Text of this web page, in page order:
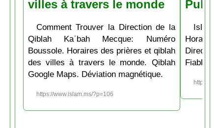
villes à travers le monde
Comment Trouver la Direction de la
Qiblah Kaʿbah Mecque: Numéro
Boussole. Horaires des prières et qiblah
des villes à travers le monde. Qiblah
Google Maps. Déviation magnétique.
https://www.islam.ms/?p=106
Pubs
Fiable et
https://